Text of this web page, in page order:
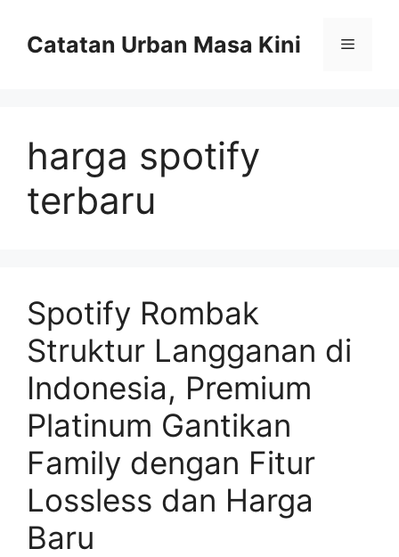
contentCatatan Urban Masa Kini Menu
harga spotify
terbaru
Spotify Rombak
Struktur Langganan di
Indonesia, Premium
Platinum Gantikan
Family dengan Fitur
Lossless dan Harga
Baru